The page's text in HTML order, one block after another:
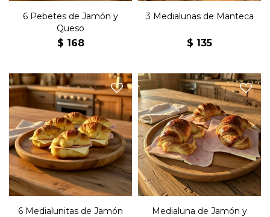
6 Pebetes de Jamón y
Queso
$ 168
3 Medialunas de Manteca
$ 135
Seis medialunas de copetín
con jamón, queso y
manteca.
6 Medialunitas de Jamón
Medialuna grande rellena de
jamón, queso y manteca.
Medialuna de Jamón y